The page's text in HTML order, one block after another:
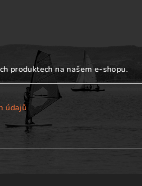
produktech na našem e-shopu.
údajů